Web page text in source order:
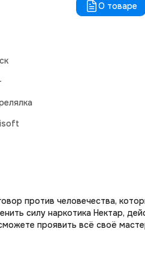
О товаре
против человечества,
силу наркотика Нектар,
проявить всё своё